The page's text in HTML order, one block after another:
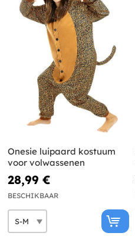
Onesie luipaard kostuum
voor volwassenen
28,99 €
BESCHIKBAAR